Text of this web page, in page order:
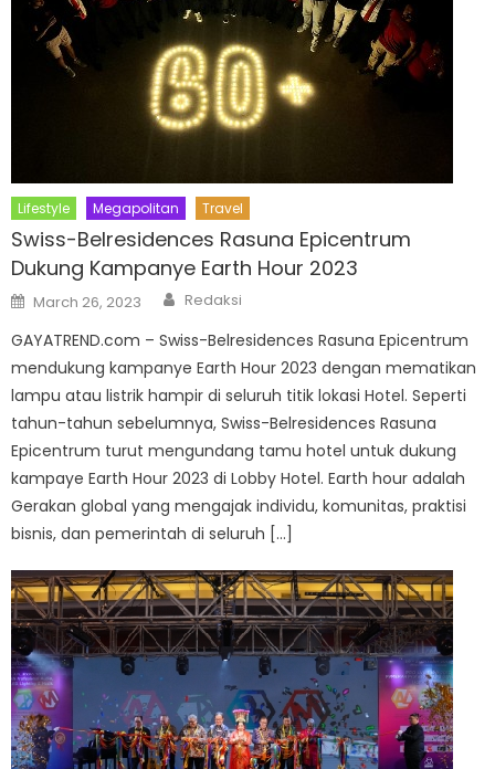
Lifestyle Megapolitan Travel
Swiss-Belresidences Rasuna Epicentrum
Dukung Kampanye Earth Hour 2023
Posted
on
March 26, 2023 Author
Redaksi
GAYATREND.com – Swiss-Belresidences Rasuna Epicentrum
mendukung kampanye Earth Hour 2023 dengan mematikan
lampu atau listrik hampir di seluruh titik lokasi Hotel. Seperti
tahun-tahun sebelumnya, Swiss-Belresidences Rasuna
Epicentrum turut mengundang tamu hotel untuk dukung
kampaye Earth Hour 2023 di Lobby Hotel. Earth hour adalah
Gerakan global yang mengajak individu, komunitas, praktisi
bisnis, dan pemerintah di seluruh […]